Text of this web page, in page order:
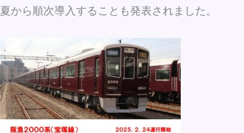
夏から順次導入することも発表されました。